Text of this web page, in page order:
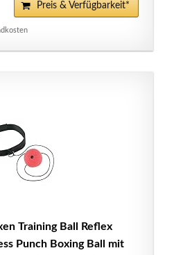
Preis & Verfügbarkeit*
Training Ball Reflex
Punch Boxing Ball mit